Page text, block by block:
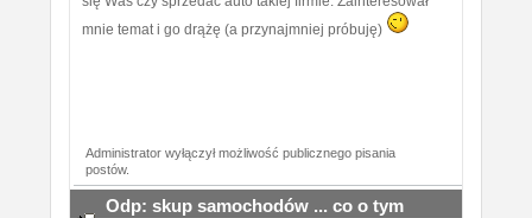
mnie temat i go drążę (a przynajmniej próbuję)
Administrator wyłączył możliwość publicznego pisania
postów.
Odp: skup samochodów ... co o tym